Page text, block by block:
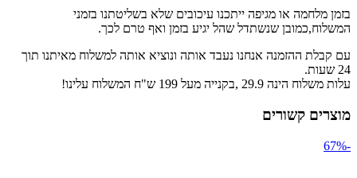
בזמן מלחמה או מגיפה ייתכנו עיכובים שלא בשליטתנו בזמני
המשלוח,כמובן שנשתדל שהל יגיע בזמן ואף טרם לכך.
עם קבלת ההזמנה אנחנו נעבד אותה ונוציא אותה למשלוח מאיתנו תוך
24 שעות.
עלות משלוח הינה 29.9 ,בקנייה מעל 199 ש"ח המשלוח עלינו!
מוצרים קשורים
-67%